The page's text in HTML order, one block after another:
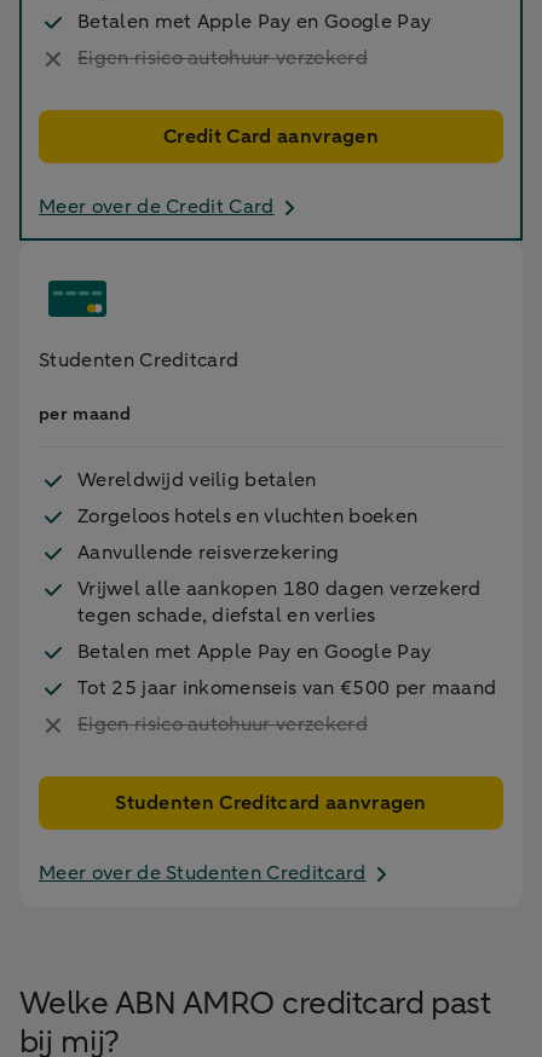
Betalen met Apple Pay en Google Pay
Eigen risico autohuur verzekerd
Credit Card aanvragen
Meer over de Credit Card
Studenten Creditcard
per maand
Wereldwijd veilig betalen
Zorgeloos hotels en vluchten boeken
Aanvullende reisverzekering
Vrijwel alle aankopen 180 dagen verzekerd
tegen schade, diefstal en verlies
Betalen met Apple Pay en Google Pay
Tot 25 jaar inkomenseis van €500 per maand
Eigen risico autohuur verzekerd
Studenten Creditcard aanvragen
Meer over de Studenten Creditcard
Welke ABN AMRO creditcard past
bij mij?